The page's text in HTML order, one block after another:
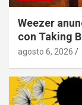
Weezer
con Taking
agosto 6, 2026